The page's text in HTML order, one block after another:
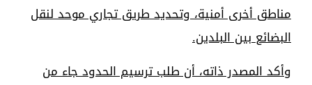
مناطق أخرى أمنية، وتحديد طريق تجاري موحد لنقل
البضائع بين البلدين.
وأكد المصدر ذاته، أن طلب ترسيم الحدود جاء من